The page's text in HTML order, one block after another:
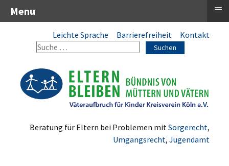
Leichte Sprache Barrierefreiheit Kontakt
Suchen
Beratung für Eltern bei Problemen mit Sorgerecht,
Umgangsrecht, Jugendamt
Menu ≡